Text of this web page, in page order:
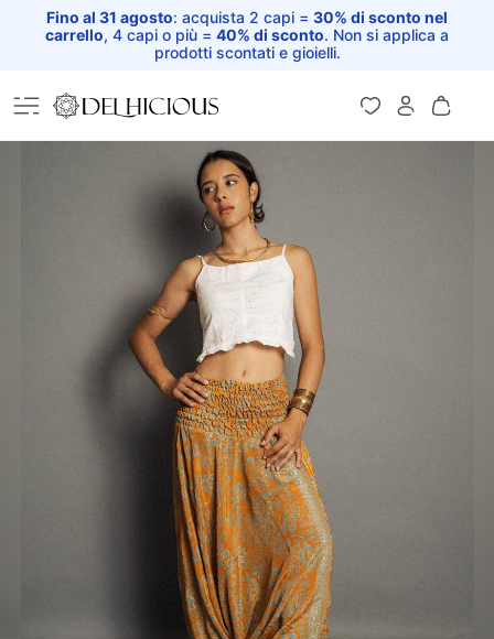
Fino al 31 agosto: acquista 2 capi = 30% di sconto nel
carrello, 4 capi o più = 40% di sconto. Non si applica a
prodotti scontati e gioielli.
Home